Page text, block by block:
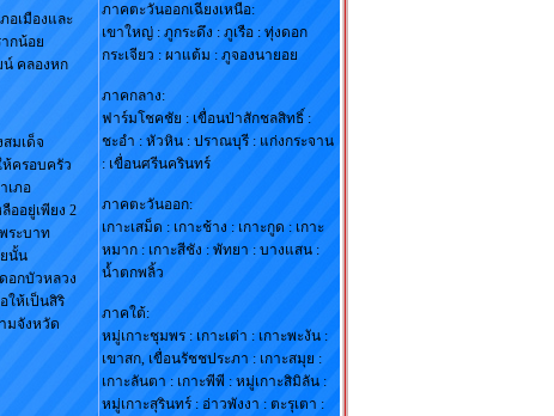
อเมืองและ
กน้อย
น์ คลองหก
มเด็จ
ห้ครอบครัว
เภอ
อยู่เพียง 2
ระบาท
นั้น
อกบัวหลวง
ให้เป็นสิริ
มจังหวัด
ภาคตะวันออกเฉียงเหนือ:
เขาใหญ่ : ภูกระดึง : ภูเรือ : ทุ่งดอก
กระเจียว : ผาแต้ม : ภูจองนายอย
ภาคกลาง:
ฟาร์มโชคชัย : เขื่อนป่าสักชลสิทธิ์ :
ชะอำ : หัวหิน : ปราณบุรี : แก่งกระจาน
: เขื่อนศรีนครินทร์
ภาคตะวันออก:
เกาะเสม็ด : เกาะช้าง : เกาะกูด : เกาะ
หมาก : เกาะสีชัง : พัทยา : บางแสน :
น้ำตกพลิ้ว
ภาคใต้:
หมู่เกาะชุมพร : เกาะเต่า : เกาะพะงัน :
เขาสก, เขื่อนรัชชประภา : เกาะสมุย :
เกาะลันตา : เกาะพีพี : หมู่เกาะสิมิลัน :
หมู่เกาะสุรินทร์ : อ่าวพังงา : ตะรุเตา :